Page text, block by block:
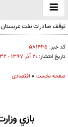
باز
و
توقف صادرات نفت عربستان
کد خبر: ۵۸۱۴۳۵
تاریخ انتشار: ۲۱ آذر ۱۳۹۷ - ۲۱:۳۲
صفحه نخست » اقتصادی
بازي